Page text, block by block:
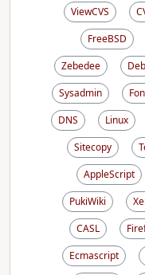
ViewCVS
FreeBSD
Zebedee
Sysadmin
DNS
Linux
Sitecopy
AppleScript
PukiWiki
CASL
Ecmascript